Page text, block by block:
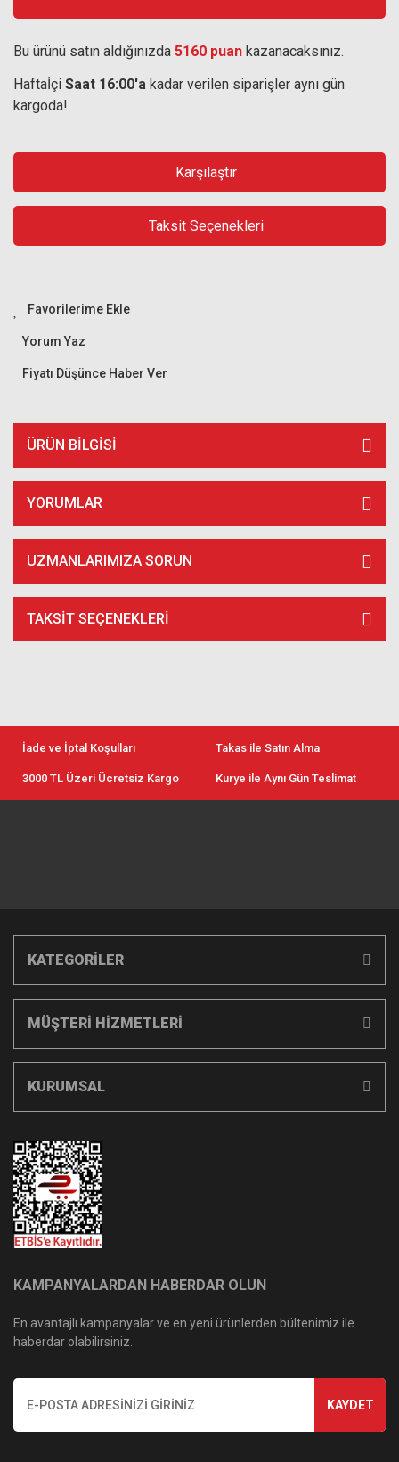
Bu ürünü satın aldığınızda 5160 puan kazanacaksınız.
Haftaİçi Saat 16:00'a kadar verilen siparişler aynı gün
kargoda!
Karşılaştır
Taksit Seçenekleri
Yorum Yaz
Fiyatı Düşünce Haber Ver
ÜRÜN BILGISI
YORUMLAR
UZMANLARIMIZA SORUN
TAKSIT SEÇENEKLERI
İade ve İptal Koşulları Takas ile Satın Alma
3000 TL Üzeri Ücretsiz Kargo Kurye ile Aynı Gün Teslimat
KATEGORİLER
MÜŞTERİ HİZMETLERİ
KURUMSAL
KAMPANYALARDAN HABERDAR OLUN
En avantajlı kampanyalar ve en yeni ürünlerden bültenimiz ile
haberdar olabilirsiniz.
KAYDET